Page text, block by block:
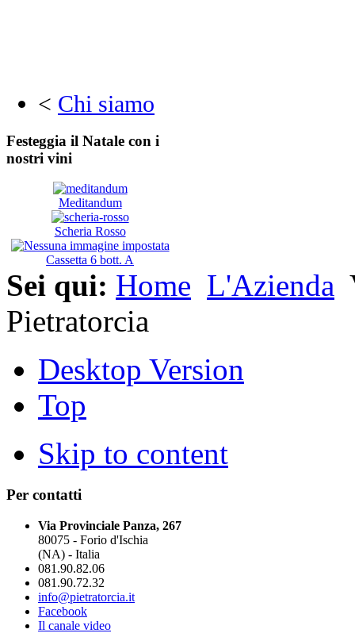
< Chi siamo
Festeggia il Natale con i
nostri vini
Meditandum
Scheria Rosso
Cassetta 6 bott. A
Sei qui: Home L'Azienda
Pietratorcia
Desktop Version
Top
Skip to content
Per contatti
Via Provinciale Panza, 267
80075 - Forio d'Ischia
(NA) - Italia
081.90.82.06
081.90.72.32
info@pietratorcia.it
Facebook
Il canale video